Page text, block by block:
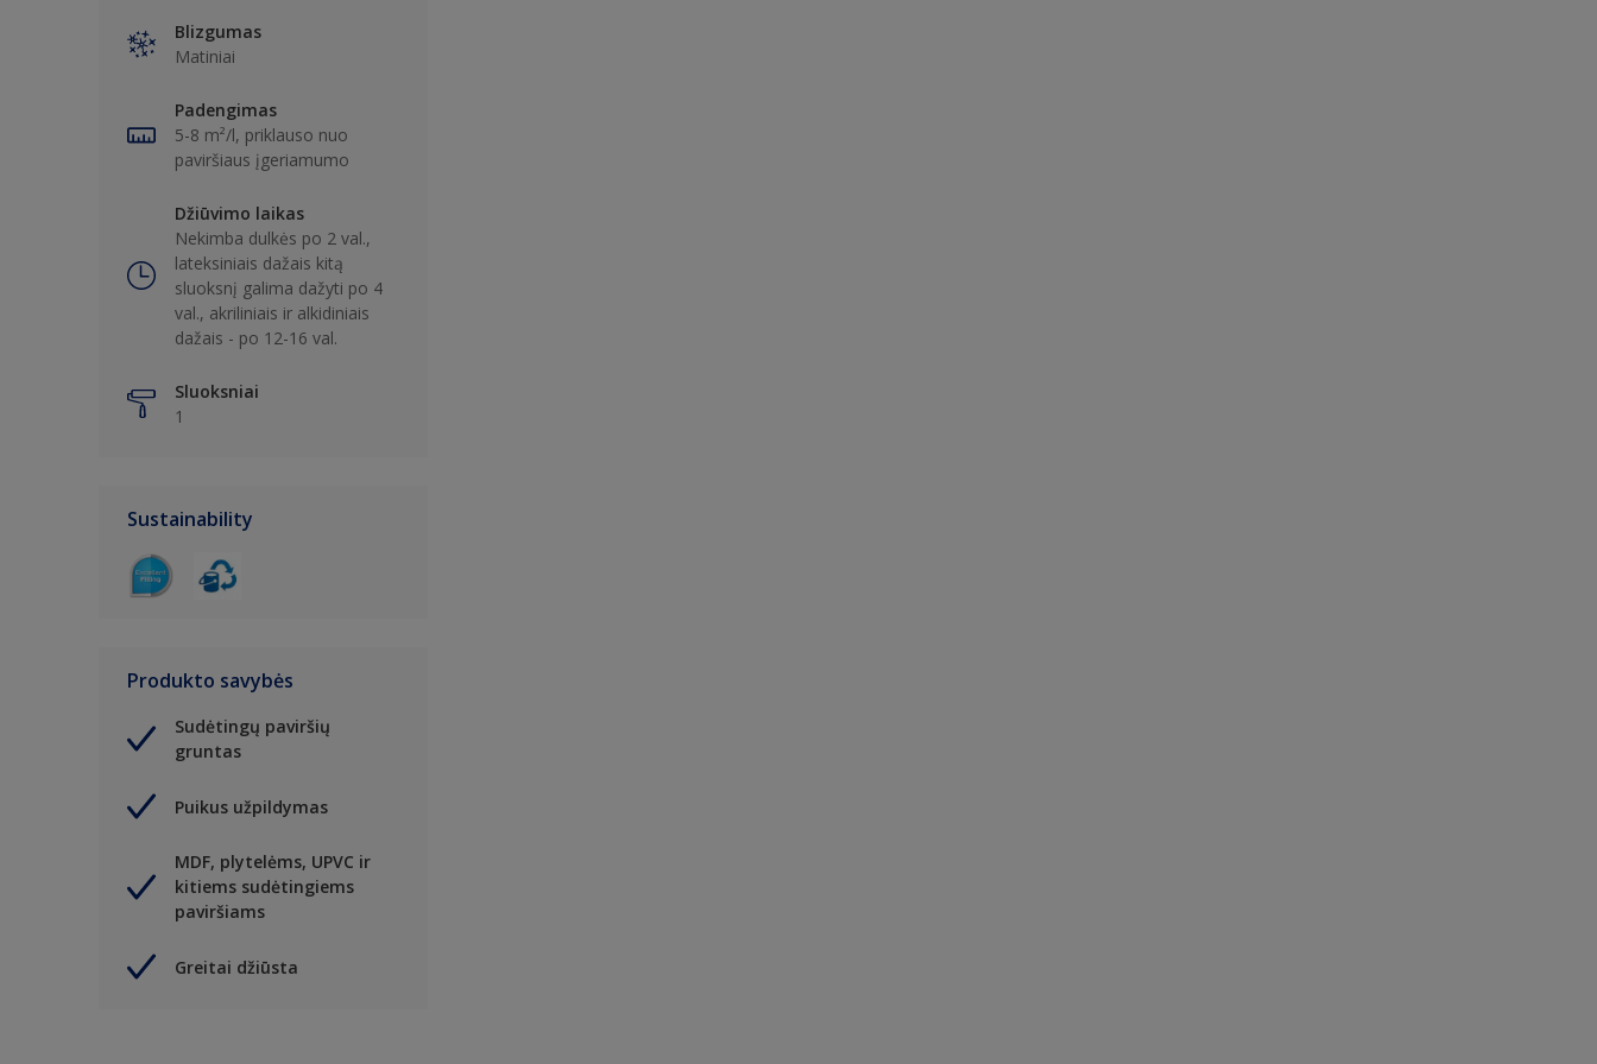
Blizgumas
Matiniai
Padengimas
5-8 m²/l, priklauso nuo
paviršiaus įgeriamumo
Džiūvimo laikas
Nekimba dulkės po 2 val.,
lateksiniais dažais kitą
sluoksnį galima dažyti po 4
val., akriliniais ir alkidiniais
dažais - po 12-16 val.
Sluoksniai
1
Sustainability
Produkto savybės
Sudėtingų paviršių
gruntas
Puikus užpildymas
MDF, plytelėms, UPVC ir
kitiems sudėtingiems
paviršiams
Greitai džiūsta